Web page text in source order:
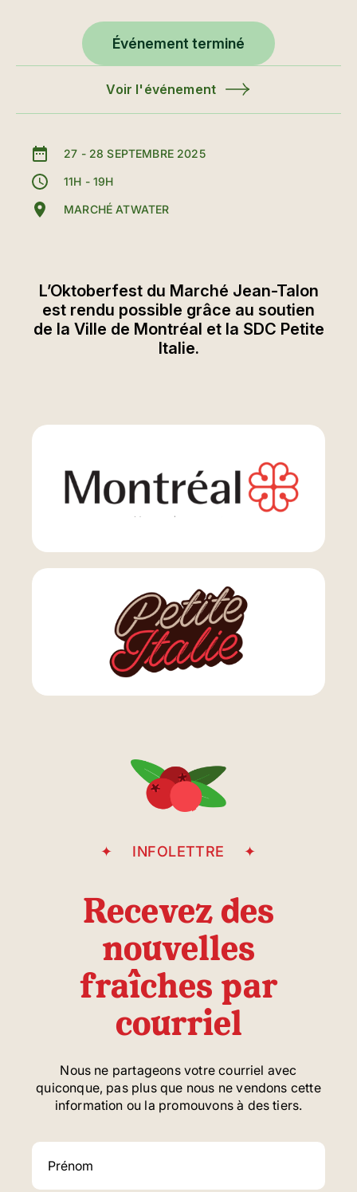
27 - 28 SEPTEMBRE 2025
11H - 19H
MARCHÉ ATWATER
Événement terminé
Voir l'événement
L’Oktoberfest du Marché Jean-Talon
est rendu possible grâce au soutien
de la Ville de Montréal et la SDC Petite
Italie.
INFOLETTRE
Recevez des
nouvelles
fraîches par
courriel
Nous ne partageons votre courriel avec
quiconque, pas plus que nous ne vendons cette
information ou la promouvons à des tiers.